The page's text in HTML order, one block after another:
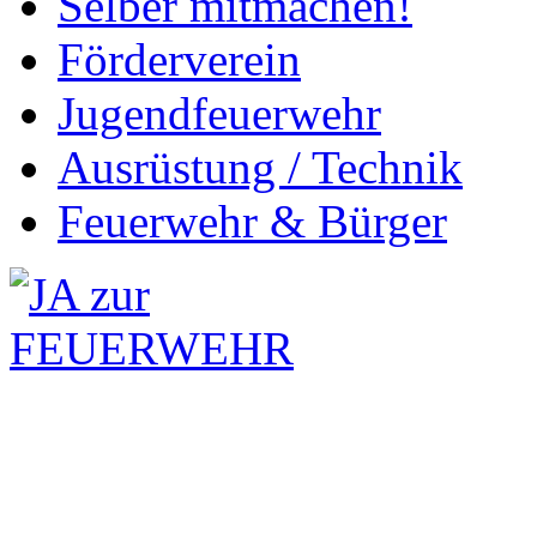
Förderverein
Jugendfeuerwehr
Ausrüstung / Technik
Feuerwehr & Bürger